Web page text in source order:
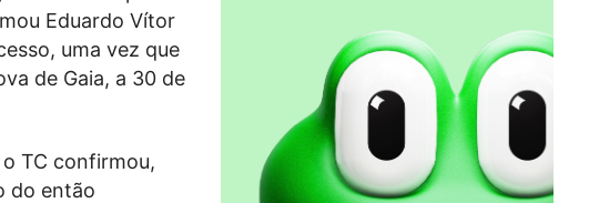
Eduardo Vítor
uma vez que
de Gaia, a 30 de
TC confirmou,
do então